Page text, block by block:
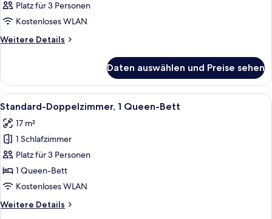
Zimmer
anzeigen
Platz für 3 Personen
Kostenloses WLAN
Weitere Details
Weitere
Daten auswählen und Preise sehen
Alle
Fotos
für
Standard-
Doppelzimmer,
1
Queen-
anzeigen
Standard-Doppelzimmer, 1 Queen-
6
Standard-Doppelzimmer, 1 Queen-Bett
17 m²
1 Schlafzimmer
Platz für 3 Personen
1 Queen-Bett
Kostenloses WLAN
Weitere Details
Weitere